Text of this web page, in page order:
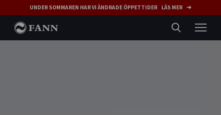
UNDER SOMMAREN HAR VI ÄNDRADE ÖPPETTIDER LÄS MER ➜